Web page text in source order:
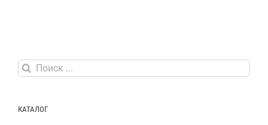
Результат
поиска:
КАТАЛОГ